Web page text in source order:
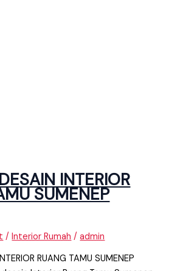
INTERIOR
SUMENEP
/Interior Rumah /admin
RUANG TAMU SUMENEP